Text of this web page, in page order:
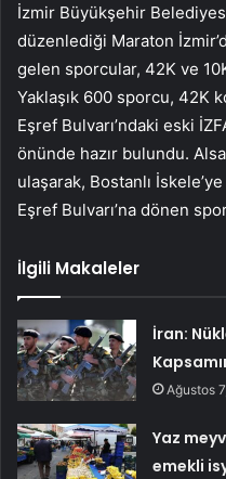
İzmir Büyükşehir
düzenlediği Maraton
gelen sporcular, 42K ve
Yaklaşık 600 sporcu, 42K
Eşref Bulvarı’ndaki eski
önünde hazır bulundu.
ulaşarak, Bostanlı
Eşref Bulvarı’na dönen
İlgili Makaleler
İran:
Ağustos
Yaz
emekli